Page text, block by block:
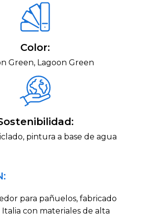
Color:
Green, Lagoon Green
pintura a base de agua
para pañuelos, fabricado
con materiales de alta